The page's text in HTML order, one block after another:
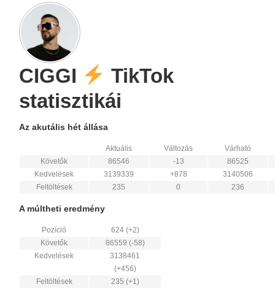
CIGGI
TikTok
statisztikái
Az akutális hét állása
Aktuális Változás
Várható
Követők
86546 -13
86525
Kedvelések
3139339 +878
3140506
Feltöltések
235 0 236
A múltheti eredmény
Pozíció
624 (+2)
Követők
86559 (-58)
Kedvelések
3138461
(+456)
Feltöltések
235 (+1)